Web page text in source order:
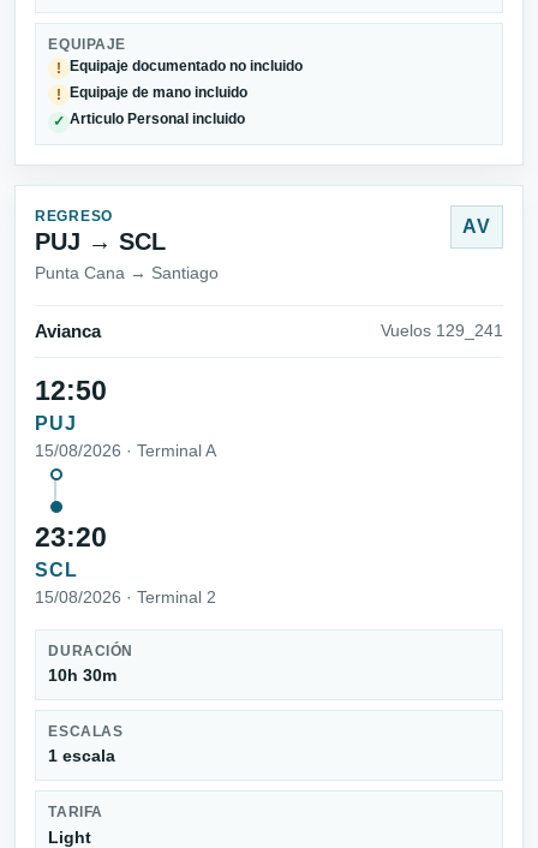
EQUIPAJE
!
Equipaje documentado no incluido
! Equipaje de mano incluido
✓ Articulo Personal incluido
REGRESO
PUJ → SCL
Punta Cana → Santiago
AV
Avianca Vuelos 129_241
12:50
PUJ
15/08/2026 · Terminal A
23:20
SCL
15/08/2026 · Terminal 2
DURACIÓN
10h 30m
ESCALAS
1 escala
TARIFA
Light